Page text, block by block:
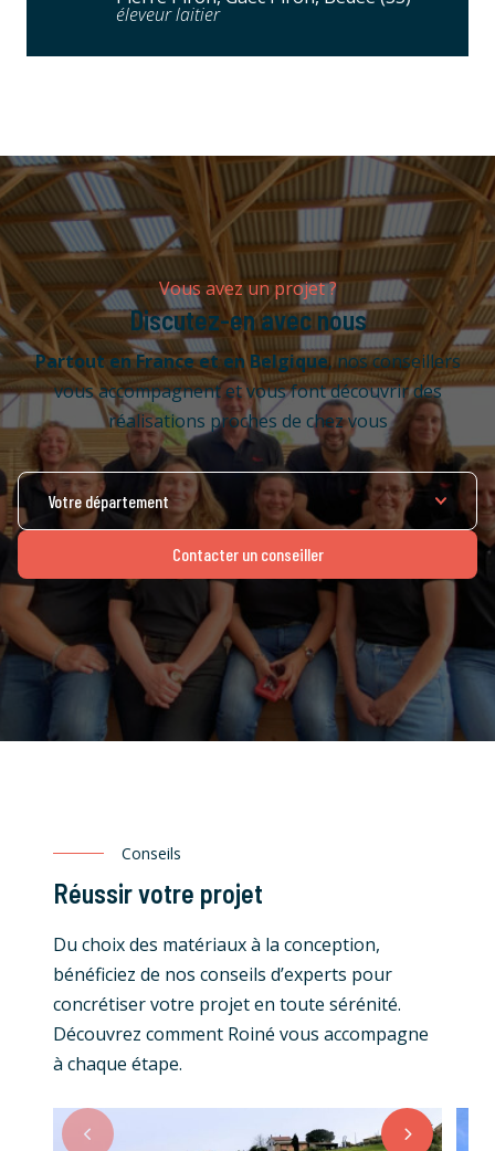
éleveur laitier
Vous avez un projet ?
Discutez-en avec nous
Partout en Franceet en Belgique, nos conseillers
vous accompagnent et vous font découvrir des
réalisations proches de chez vous
Contacter un conseiller
Conseils
Réussir votre projet
Du choix des matériaux à la conception,
bénéficiez de nos conseils d’experts pour
concrétiser votre projet en toute sérénité.
Découvrez comment Roiné vous accompagne
à chaque étape.